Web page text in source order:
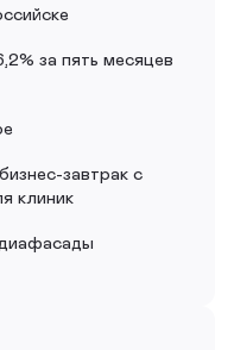
за пять месяцев
завтрак с
клиник